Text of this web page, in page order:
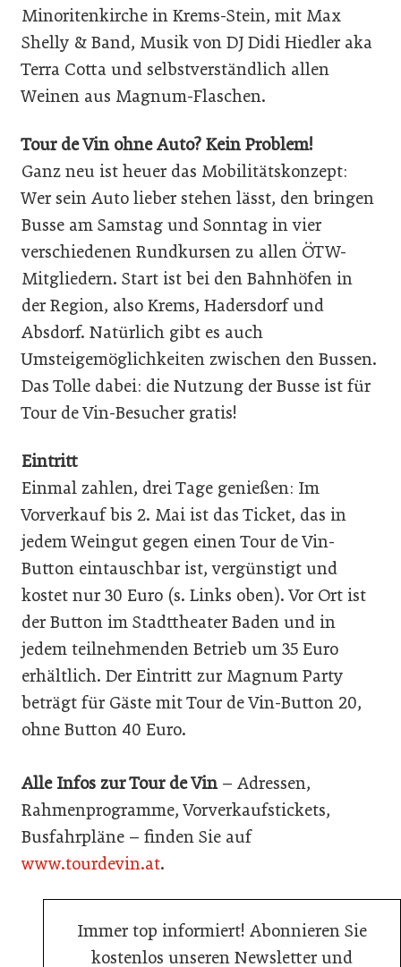
Minoritenkirche in Krems-Stein, mit Max
Shelly & Band, Musik von DJ Didi Hiedler aka
Terra Cotta und selbstverständlich allen
Weinen aus Magnum-Flaschen.
Tour de Vin ohne Auto? Kein Problem!
Ganz neu ist heuer das Mobilitätskonzept:
Wer sein Auto lieber stehen lässt, den bringen
Busse am Samstag und Sonntag in vier
verschiedenen Rundkursen zu allen ÖTW-
Mitgliedern. Start ist bei den Bahnhöfen in
der Region, also Krems, Hadersdorf und
Absdorf. Natürlich gibt es auch
Umsteigemöglichkeiten zwischen den Bussen.
Das Tolle dabei: die Nutzung der Busse ist für
Tour de Vin-Besucher gratis!
Eintritt
Einmal zahlen, drei Tage genießen: Im
Vorverkauf bis 2. Mai ist das Ticket, das in
jedem Weingut gegen einen Tour de Vin-
Button eintauschbar ist, vergünstigt und
kostet nur 30 Euro (s. Links oben). Vor Ort ist
der Button im Stadttheater Baden und in
jedem teilnehmenden Betrieb um 35 Euro
erhältlich. Der Eintritt zur Magnum Party
beträgt für Gäste mit Tour de Vin-Button 20,
ohne Button 40 Euro.
Alle Infos zur Tour de Vin– Adressen,
Rahmenprogramme, Vorverkaufstickets,
Busfahrpläne – finden Sie auf
www.tourdevin.at.
Immer top informiert! Abonnieren Sie
kostenlos unseren Newsletter und